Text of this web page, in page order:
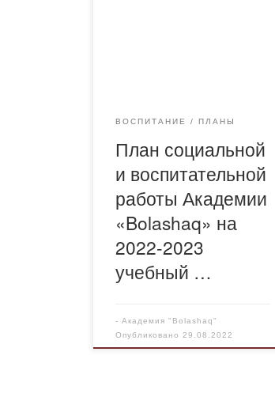
ВОСПИТАНИЕ ПЛАНЫ
План социальной
и воспитательной
работы Академии
«Bolashaq» на
2022-2023
учебный …
-Академия "Bolashaq"
Опубликовано29.08.2022